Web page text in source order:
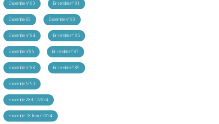
Ensemble n° 80 Ensemble n° 81
Ensemble 82 Ensemble n° 83
Ensemble n° 84 Ensemble n° 85
Ensemble n°86 Ensemble n° 87
Ensemble n° 88 Ensemble n° 89
Ensemble N°90
Ensemble 28/01/2024
Ensemble 18 février 2024